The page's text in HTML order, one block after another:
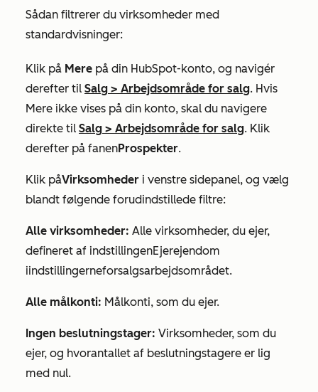
Sådan filtrerer du virksomheder med
standardvisninger:
Klik på Mere på din HubSpot-konto, og navigér
derefter til Salg > Arbejdsområde for salg. Hvis
Mere ikke vises på din konto, skal du navigere
direkte til Salg > Arbejdsområde for salg. Klik
derefter på fanenProspekter.
Klik påVirksomheder i venstre sidepanel, og vælg
blandt følgende forudindstillede filtre:
Alle virksomheder: Alle virksomheder, du ejer,
defineret af indstillingenEjerejendom
iindstillingerneforsalgsarbejdsområdet.
Alle målkonti: Målkonti, som du ejer.
Ingen beslutningstager: Virksomheder, som du
ejer, og hvorantallet af beslutningstagere er lig
med nul.